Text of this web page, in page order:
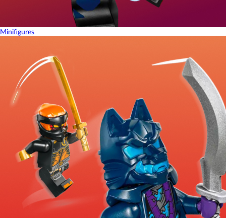
Minifigures